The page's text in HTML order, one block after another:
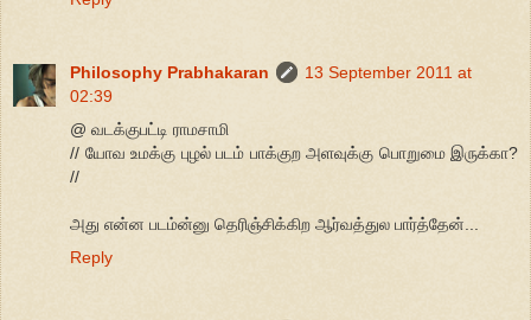
Philosophy Prabhakaran
13 September 2011 at
02:39
@ வடக்குபட்டி ராமசாமி
// யோவ உமக்கு புழல் படம் பாக்குற அளவுக்கு பொறுமை இருக்கா?
//
அது என்ன படம்ன்னு தெரிஞ்சிக்கிற ஆர்வத்துல பார்த்தேன்...
Reply